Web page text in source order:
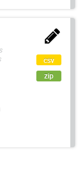
csv
zip